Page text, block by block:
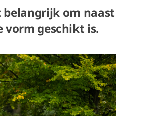
belangrijk om naast
vorm geschikt is.